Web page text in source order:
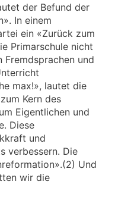
der Befund der
In einem
ein «Zurück zum
Primarschule nicht
Fremdsprachen und
max!», lautet die
Kern des
Eigentlichen und
Diese
und
verbessern. Die
Und
wir die